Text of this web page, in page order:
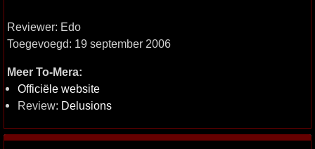
Reviewer: Edo
Toegevoegd: 19 september 2006
Meer To-Mera:
Officiële website
Review: Delusions